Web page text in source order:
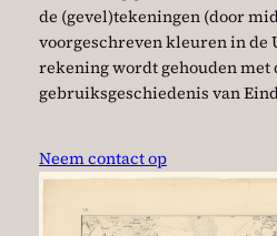
de (gevel)tekeningen (door
voorgeschreven kleuren in de
rekening wordt gehouden met
gebruiksgeschiedenis van
Neem contact op